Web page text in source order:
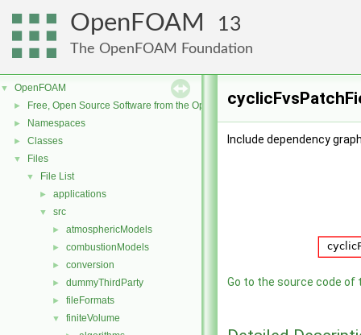
OpenFOAM 13
The OpenFOAM Foundation
▼ OpenFOAM
► Free, Open Source Software from the OpenFOAM Foundation
► Namespaces
► Classes
▼ Files
▼ File List
► applications
▼ src
► atmosphericModels
► combustionModels
► conversion
► dummyThirdParty
► fileFormats
▼ finiteVolume
Include dependency
Go to the source code of